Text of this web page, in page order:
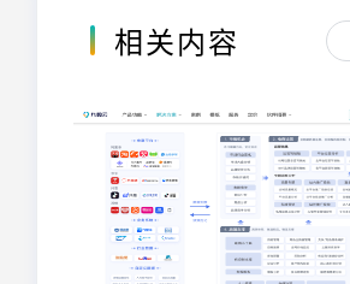
相关内容